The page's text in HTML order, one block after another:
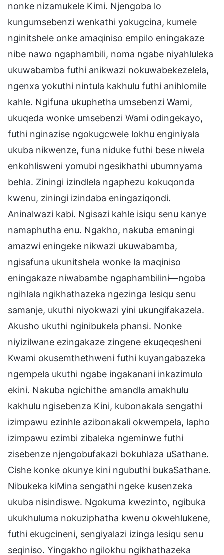
nonke nizamukele Kimi. Njengoba lo
kungumsebenzi wenkathi yokugcina, kumele
nginitshele onke amaqiniso empilo eningakaze
nibe nawo ngaphambili, noma ngabe niyahluleka
ukuwabamba futhi anikwazi nokuwabekezelela,
ngenxa yokuthi nintula kakhulu futhi anihlomile
kahle. Ngifuna ukuphetha umsebenzi Wami,
ukuqeda wonke umsebenzi Wami odingekayo,
futhi nginazise ngokugcwele lokhu enginiyala
ukuba nikwenze, funa niduke futhi bese niwela
enkohlisweni yomubi ngesikhathi ubumnyama
behla. Ziningi izindlela ngaphezu kokuqonda
kwenu, ziningi izindaba eningaziqondi.
Aninalwazi kabi. Ngisazi kahle isiqu senu kanye
namaphutha enu. Ngakho, nakuba emaningi
amazwi eningeke nikwazi ukuwabamba,
ngisafuna ukunitshela wonke la maqiniso
eningakaze niwabambe ngaphambilini—ngoba
ngihlala ngikhathazeka ngezinga lesiqu senu
samanje, ukuthi niyokwazi yini ukungifakazela.
Akusho ukuthi nginibukela phansi. Nonke
niyizilwane ezingakaze zingene ekuqeqesheni
Kwami okusemthethweni futhi kuyangabazeka
ngempela ukuthi ngabe ingakanani inkazimulo
ekini. Nakuba ngichithe amandla amakhulu
kakhulu ngisebenza Kini, kubonakala sengathi
izimpawu ezinhle azibonakali okwempela, lapho
izimpawu ezimbi zibaleka ngeminwe futhi
zisebenze njengobufakazi bokuhlaza uSathane.
Cishe konke okunye kini ngubuthi bukaSathane.
Nibukeka kiMina sengathi ngeke kusenzeka
ukuba nisindiswe. Ngokuma kwezinto, ngibuka
ukukhuluma nokuziphatha kwenu okwehlukene,
futhi ekugcineni, sengiyalazi izinga lesiqu senu
seqiniso. Yingakho ngilokhu ngikhathazeka